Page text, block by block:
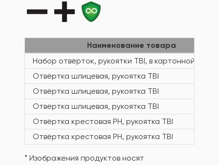
Наименование товара
Набор отвёрток, рукоятки TBI, в картонной
Отвёртка шлицевая, рукоятка TBI
Отвёртка шлицевая, рукоятка TBI
Отвёртка шлицевая, рукоятка TBI
Отвёртка крестовая PH, рукоятка TBI
Отвёртка крестовая PH, рукоятка TBI
* Изображения продуктов носят